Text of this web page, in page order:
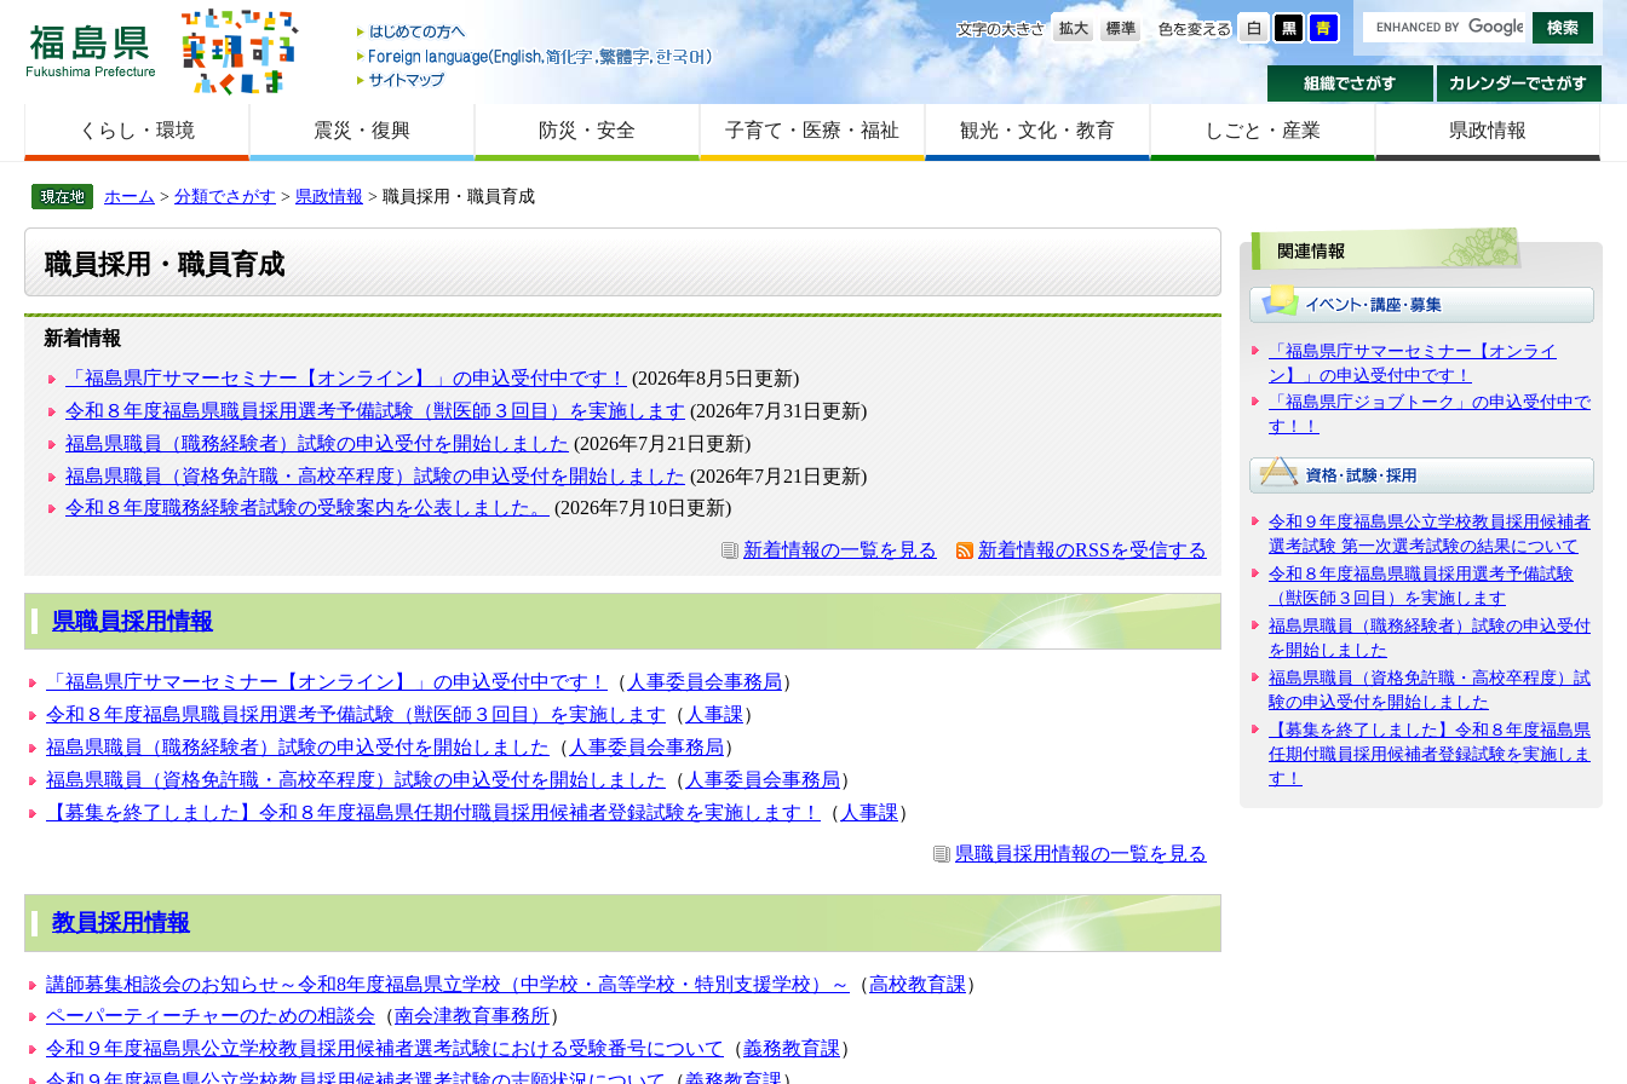
福島県
はじめての方へ
Foreign language
サイトマップ
色を変える
文字の大きさ
組織でさがす
くらし・環境 震災・復興 防災・安全 子育て・医療・福祉 観光・文化・教育 しごと・産業 県政情報
ホーム > 分類でさがす > 県政情報 > 職員採用・職員育成
職員採用・職員育成
新着情報
「福島県庁サマーセミナー【オンライン】」の申込受付中です！
(2026年8月5日更新)
令和８年度福島県職員採用選考予備試験（獣医師３回目）を実施します (2026年7月31日更新)
福島県職員（職務経験者）試験の申込受付を開始しました (2026年7月21日更新)
福島県職員（資格免許職・高校卒程度）試験の申込受付を開始しました (2026年7月21日更新)
令和８年度職務経験者試験の受験案内を公表しました。
(2026年7月10日更新)
新着情報の一覧を見る 新着情報のRSSを受信する
県職員採用情報
「福島県庁サマーセミナー【オンライン】」の申込受付中です！ （ 人事委員会事務局）
令和８年度福島県職員採用選考予備試験（獣医師３回目）を実施します （ 人事課）
福島県職員（職務経験者）試験の申込受付を開始しました
（ 人事委員会事務局）
福島県職員（資格免許職・高校卒程度）試験の申込受付を開始しました
（ 人事委員会事務局）
【募集を終了しました】令和８年度福島県任期付職員採用候補者登録試験を実施します！
（ 人事課）
県職員採用情報の一覧を見る
教員採用情報
講師募集相談会のお知らせ～令和8年度福島県立学校（中学校・高等学校・特別支援学校）～ （高校教育課）
ペーパーティーチャーのための相談会 （南会津教育事務所）
令和９年度福島県公立学校教員採用候補者選考試験における受験番号について
（義務教育課）
「福島県庁サマーセミナー【オンライ
ン】」の申込受付中です！
「福島県庁ジョブトーク」の申込受付中で
す！！
令和９年度福島県公立学校教員採用候補者
選考試験 第一次選考試験の結果について
令和８年度福島県職員採用選考予備試験
（獣医師３回目）を実施します
福島県職員（職務経験者）試験の申込受付
を開始しました
福島県職員（資格免許職・高校卒程度）試
験の申込受付を開始しました
【募集を終了しました】令和８年度福島県
任期付職員採用候補者登録試験を実施しま
す！